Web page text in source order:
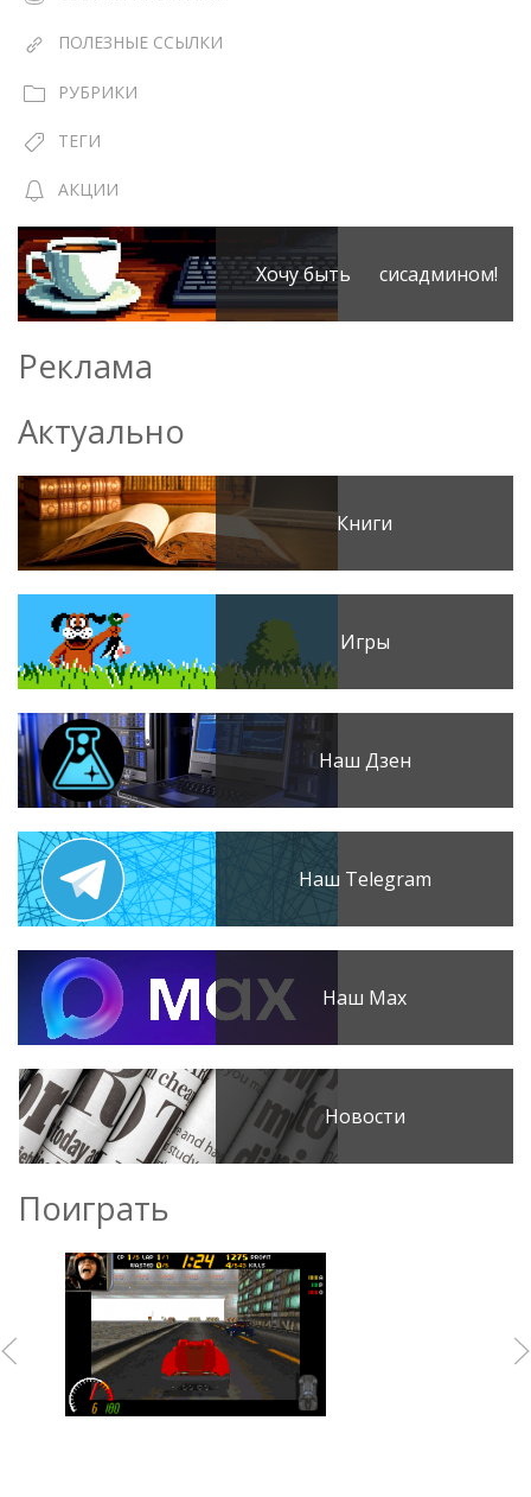
ПОЛЕЗНЫЕ ССЫЛКИ
РУБРИКИ
ТЕГИ
АКЦИИ
Хочу быть сисадмином!
Реклама
Актуально
Книги
Игры
Наш Дзен
Наш Telegram
Наш Max
Новости
Поиграть